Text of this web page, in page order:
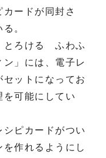
ードが同封さ
。
ろける ふわふ
」には、電子レ
ットになってお
を可能にしてい
ピカードがつい
作れるようにし